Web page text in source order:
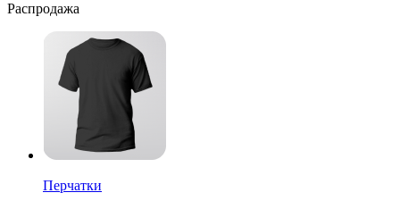
Распродажа
Перчатки